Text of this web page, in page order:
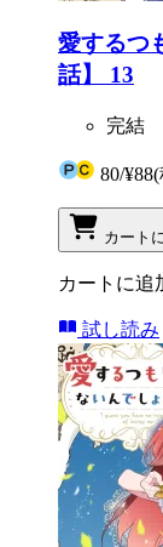
愛するつ
話】 13
完結
80/¥88(
カート
カートに追
試し読み